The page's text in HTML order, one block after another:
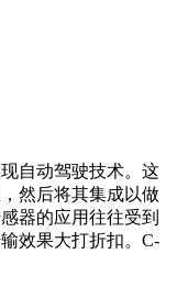
自动驾驶技术。这
然后将其集成以做
器的应用往往受到
效果大打折扣。C-